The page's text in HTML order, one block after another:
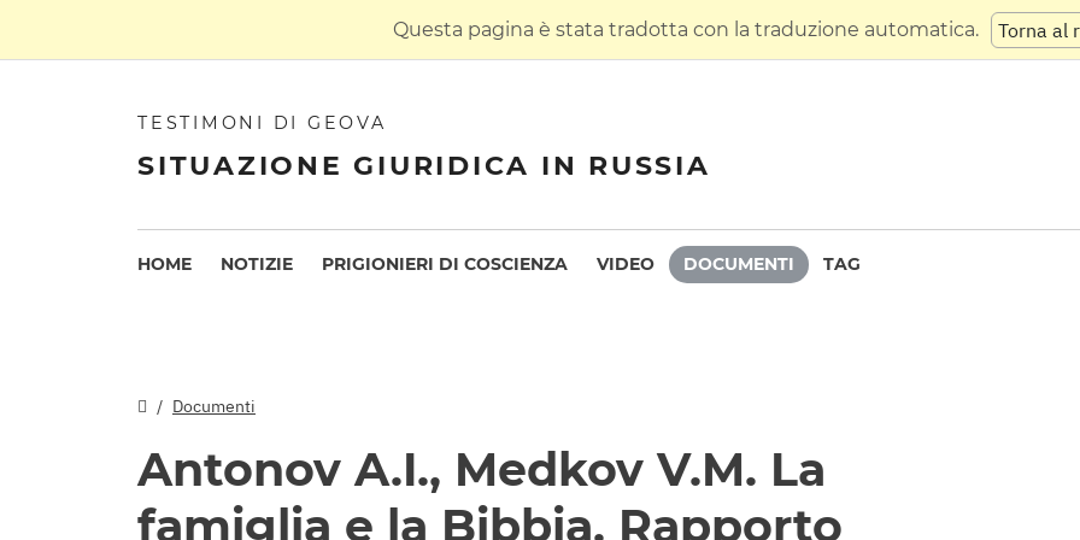
Questa pagina è stata tradotta con la traduzione automatica. Torna al
TESTIMONI DI GEOVA
SITUAZIONE GIURIDICA IN RUSSIA
HOME NOTIZIE PRIGIONIERI DI COSCIENZA VIDEO DOCUMENTI TAG
Documenti
Antonov A.I., Medkov V.M. La
famiglia e la Bibbia. Rapporto